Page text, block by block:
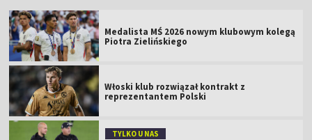
Medalista MŚ 2026 nowym klubowym kolegą
Piotra Zielińskiego
Włoski klub rozwiązał kontrakt z
reprezentantem Polski
TYLKO U NAS